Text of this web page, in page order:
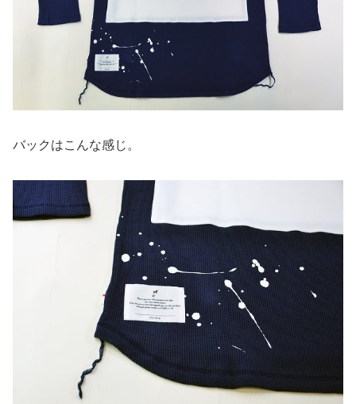
バックはこんな感じ。